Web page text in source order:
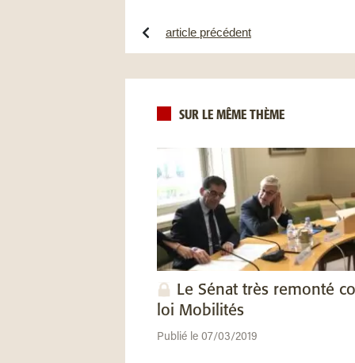
article précédent
SUR LE MÊME THÈME
Le Sénat très remonté
loi Mobilités
Publié le 07/03/2019